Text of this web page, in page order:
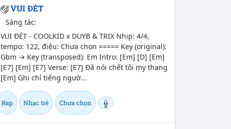
VUI ĐÉT
Sáng tác:
VUI ĐÉT - COOLKID x DUYB & TRIX Nhịp: 4/4,
tempo: 122, điệu: Chưa chọn ===== Key (original):
Gbm → Key (transposed): Em Intro: [Em] [D] [Em]
[E7] [Em] [E7] Verse: [E7] Đã nói chết tôi my thang
[Em] Ghi chỉ tiếng ngườ...
Rap Nhạc trẻ Chưa chọn